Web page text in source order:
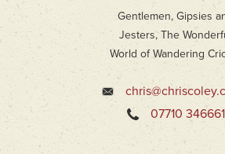
Gentlemen, Gipsies
Jesters, The
World of Wandering
07710 346661